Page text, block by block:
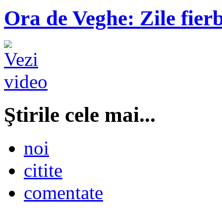
Ora de Veghe: Zile
Ştirile cele mai...
noi
citite
comentate